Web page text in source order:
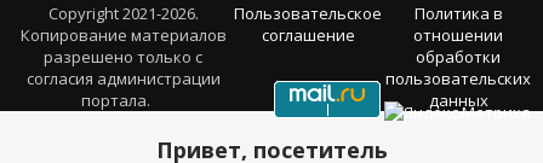
Copyright 2021-2026.
Копирование материалов
разрешено только с
согласия администрации
портала.
Пользовательское
соглашение
Политика в
отношении
обработки
пользовательских
данных
Привет, посетитель